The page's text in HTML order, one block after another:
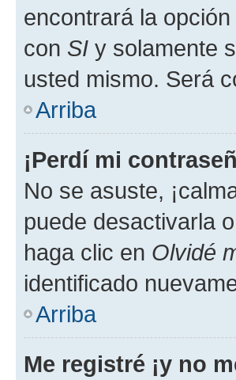
encontrará la opción
con SI y solamente
usted mismo. Será
Arriba
¡Perdí mi
No se asuste,
puede desactivarla
haga clic en Olvidé
identificado
Arriba
Me registré ¡y no